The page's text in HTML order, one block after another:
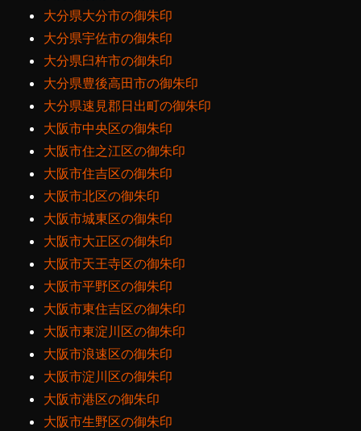
大分県大分市の御朱印
大分県宇佐市の御朱印
大分県臼杵市の御朱印
大分県豊後高田市の御朱印
大分県速見郡日出町の御朱印
大阪市中央区の御朱印
大阪市住之江区の御朱印
大阪市住吉区の御朱印
大阪市北区の御朱印
大阪市城東区の御朱印
大阪市大正区の御朱印
大阪市天王寺区の御朱印
大阪市平野区の御朱印
大阪市東住吉区の御朱印
大阪市東淀川区の御朱印
大阪市浪速区の御朱印
大阪市淀川区の御朱印
大阪市港区の御朱印
大阪市生野区の御朱印